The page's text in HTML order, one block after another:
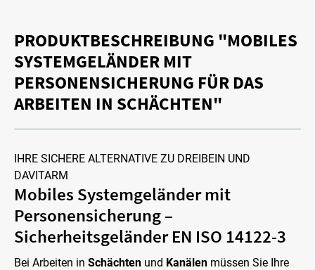
PRODUKTBESCHREIBUNG "MOBILES
SYSTEMGELÄNDER MIT
PERSONENSICHERUNG FÜR DAS
ARBEITEN IN SCHÄCHTEN"
IHRE SICHERE ALTERNATIVE ZU DREIBEIN UND
DAVITARM
Mobiles Systemgeländer mit
Personensicherung –
Sicherheitsgeländer EN ISO 14122-3
Bei Arbeiten in Schächten und Kanälen müssen Sie Ihre